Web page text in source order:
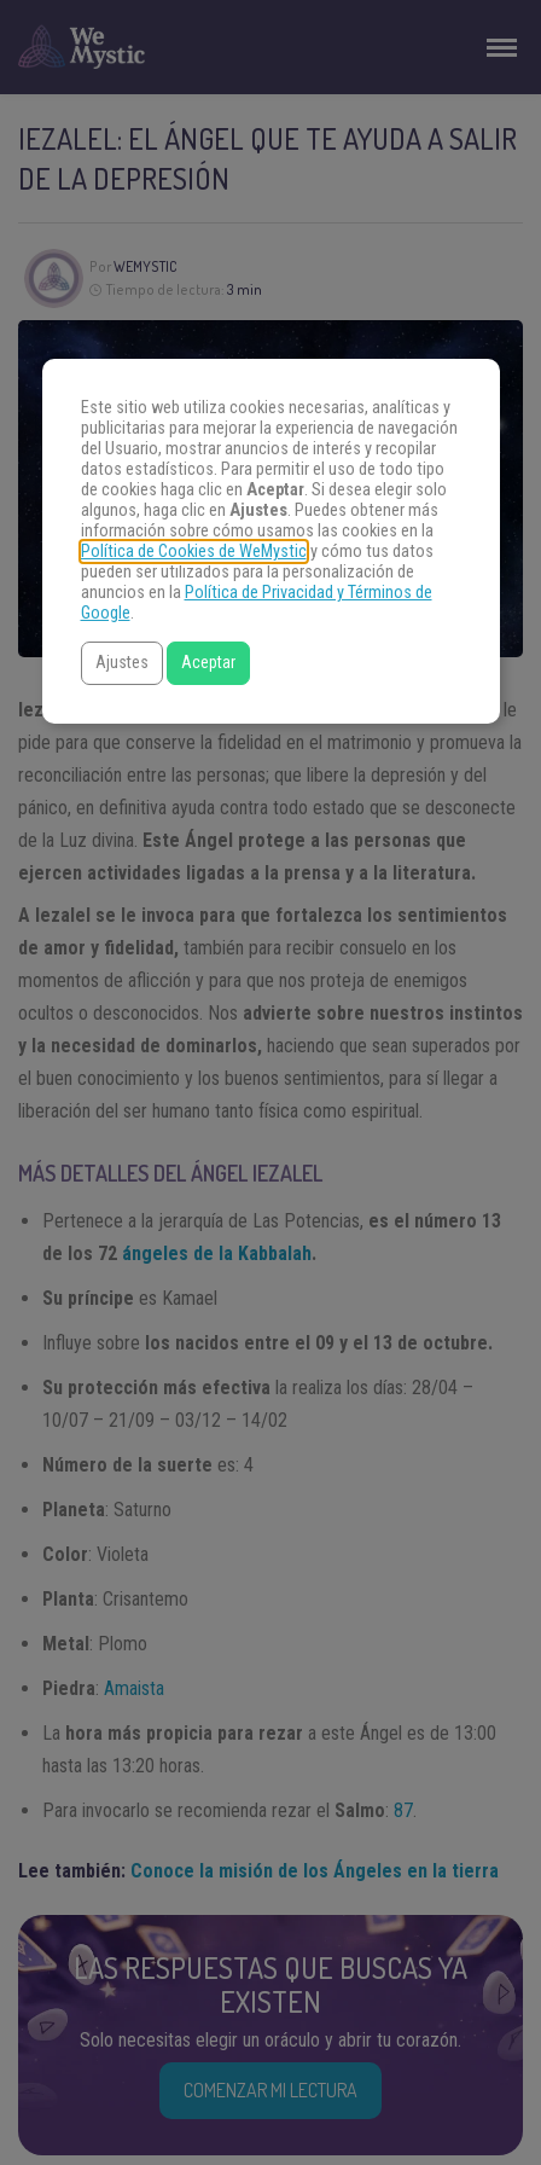
IEZALEL: EL ÁNGEL QUE TE AYUDA A SALIR
DE LA DEPRESIÓN
PorWEMYSTIC
Tiempo de lectura: 3 min
Iezalel es un protector contra los estados de aflicción,
se le
pide para que conserve la fidelidad en el matrimonio y promueva la
reconciliación entre las personas; que libere la depresión y del
pánico, en definitiva ayuda contra todo estado que se desconecte
de la Luz divina. Este Ángel protege a las personas que
ejercen actividades ligadas a la prensa y a la literatura.
A Iezalel se le invoca para que fortalezca los sentimientos
de amor y fidelidad, también para recibir consuelo en los
momentos de aflicción y para que nos proteja de enemigos
ocultos o desconocidos. Nos advierte sobre nuestros instintos
y la necesidad de dominarlos, haciendo que sean superados por
el buen conocimiento y los buenos sentimientos, para sí llegar a
liberación del ser humano tanto física como espiritual.
MÁS DETALLES DEL ÁNGEL IEZALEL
Pertenece a la jerarquía de Las Potencias, es el número 13
de los 72 ángeles de la Kabbalah.
Su príncipe es Kamael
Influye sobre los nacidos entre el 09 y el 13 de octubre.
Su protección más efectiva la realiza los días: 28/04 –
10/07 – 21/09 – 03/12 – 14/02
Número de la suerte es: 4
Planeta: Saturno
Color: Violeta
Planta: Crisantemo
Metal: Plomo
Piedra: Amaista
La hora más propicia para rezar a este Ángel es de 13:00
hasta las 13:20 horas.
Para invocarlo se recomienda rezar el Salmo: 87
Lee también: Conoce la misión de los Ángeles en la tierra
LAS RESPUESTAS QUE BUSCAS YA
EXISTEN
Solo necesitas elegir un oráculo y abrir tu corazón.
COMENZAR MI LECTURA
Este sitio web utiliza cookies necesarias, analíticas y
publicitarias para mejorar la experiencia de navegación
del Usuario, mostrar anuncios de interés y recopilar
datos estadísticos. Para permitir el uso de todo tipo
de cookies haga clic en Aceptar. Si desea elegir solo
algunos, haga clic en Ajustes. Puedes obtener más
información sobre cómo usamos las cookies en la
Política de Cookies de WeMysticy cómo tus datos
pueden ser utilizados para la personalización de
anuncios en la Política de Privacidad y Términos de
Google.
Ajustes Aceptar